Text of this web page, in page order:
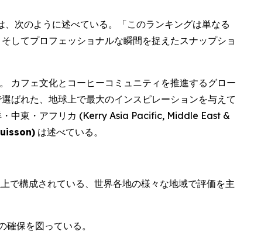
、次のように述べている。「このランキングは単なる
してプロフェッショナルな瞬間を捉えたスナップショ
カフェ文化とコーヒーコミュニティを推進するグロー
ばれた、地球上で最大のインスピレーションを与えて
・中東・アフリカ (Kerry Asia Pacific, Middle East &
) は述べている。
で構成されている、世界各地の様々な地域で評価を主
保を図っている。